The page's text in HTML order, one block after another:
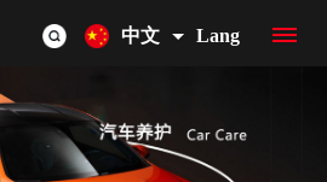
中文 Lang